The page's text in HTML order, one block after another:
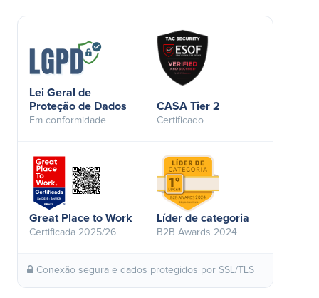
Lei Geral de
Proteção de Dados
Em conformidade
CASA Tier 2
Certificado
Great Place to Work
Certificada 2025/26
Líder de categoria
B2B Awards 2024
Conexão segura e dados protegidos por SSL/TLS